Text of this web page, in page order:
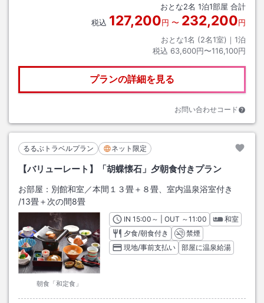
おとな2名 1泊1部屋 合計
税込 127,200円 〜 232,200円
おとな1名 (2名1室)｜ 1泊
税込 63,600円〜116,100円
プランの詳細を見る
お問い合わせコード
るるぶトラベルプラン ネット限定
【バリューレート】「胡蝶懐石」夕朝食付きプラン
お部屋： 別館和室／本間１３畳＋８畳、室内温泉浴室付き
/13畳＋次の間8畳
朝食「和定食」
INチェックイン
15:00 ～ | OUT チェックアウト
～11:00
和室
夕食/朝食付き
禁煙
現地/事前支払い
部屋に温泉給湯